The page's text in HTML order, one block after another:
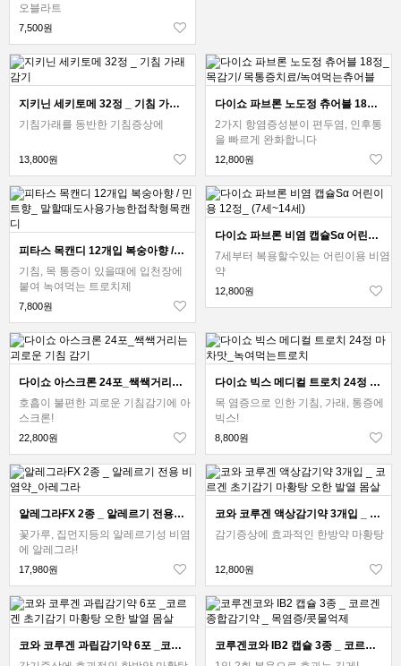
오블라트
7,500원
지키닌 세키토메 32정 _ 기침 가래 감기
기침가래를 동반한 기침증상에
13,800원
다이쇼 파브론 노도정 츄어블 18정_목감기/ 목통증치료/녹여먹는츄어블
2가지 항염증성분이 편두염, 인후통
을 빠르게 완화합니다
12,800원
피타스 목캔디 12개입 복숭아향 / 민트향_ 말할때도사용가능한접착형목캔디
기침, 목 통증이 있을때에 입천장에
붙여 녹여먹는 트로치제
7,800원
다이쇼 파브론 비염 캡슐Sα 어린이용 12정_ (7세~14세)
7세부터 복용할수있는 어린이용 비염
약
12,800원
다이쇼 아스크론 24포_쌕쌕거리는 괴로운 기침 감기
호흡이 불편한 괴로운 기침감기에 아
스크론!
22,800원
다이쇼 빅스 메디컬 트로치 24정 마차맛_녹여먹는트로치
목 염증으로 인한 기침, 가래, 통증에
빅스!
8,800원
알레그라FX 2종 _ 알레르기 전용 비염약_아레그라
꽃가루, 집먼지등의 알레르기성 비염
에 알레그라!
17,980원
코와 코루겐 액상감기약 3개입 _ 코르겐 초기감기 마황탕 오한 발열 몸살
감기증상에 효과적인 한방약 마황탕
12,800원
코와 코루겐 과립감기약 6포 _코르겐 초기감기 마황탕 오한 발열 몸살
코루겐코와 IB2 캡슐 3종 _ 코르겐 종합감기약 _ 목염증/콧물억제